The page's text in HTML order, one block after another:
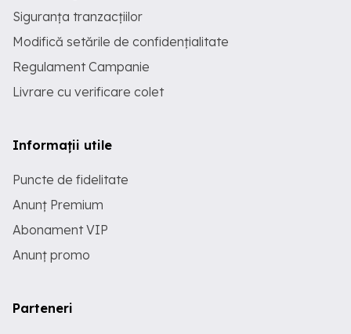
Siguranța tranzacțiilor
Modifică setările de confidențialitate
Regulament Campanie
Livrare cu verificare colet
Informații utile
Puncte de fidelitate
Anunț Premium
Abonament VIP
Anunț promo
Parteneri